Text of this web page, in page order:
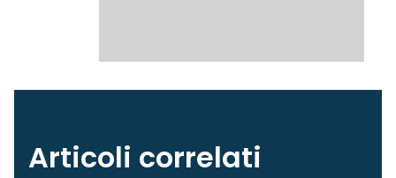
Articoli correlati